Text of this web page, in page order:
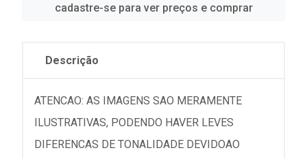
cadastre-se para ver preços e comprar
Descrição
ATENCAO: AS IMAGENS SAO MERAMENTE
ILUSTRATIVAS, PODENDO HAVER LEVES
DIFERENCAS DE TONALIDADE DEVIDOAO